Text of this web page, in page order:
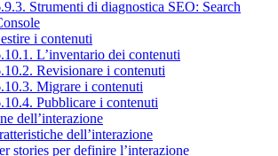
Strumenti di diagnostica SEO: Search
i contenuti
L’inventario dei contenuti
Revisionare i contenuti
Migrare i contenuti
Pubblicare i contenuti
dell’interazione
dell’interazione
stories per definire l’interazione